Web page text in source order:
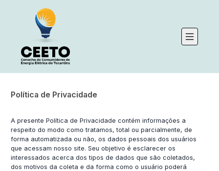
Política de Privacidade
A presente Política de Privacidade contém informações a
respeito do modo como tratamos, total ou parcialmente, de
forma automatizada ou não, os dados pessoais dos usuários
que acessam nosso site. Seu objetivo é esclarecer os
interessados acerca dos tipos de dados que são coletados,
dos motivos da coleta e da forma como o usuário poderá